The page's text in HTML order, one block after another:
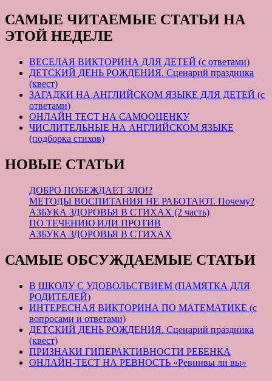
САМЫЕ ЧИТАЕМЫЕ СТАТЬИ НА
ЭТОЙ НЕДЕЛЕ
ВЕСЕЛАЯ ВИКТОРИНА ДЛЯ ДЕТЕЙ (с ответами)
ДЕТСКИЙ ДЕНЬ РОЖДЕНИЯ. Сценарий праздника
(квест)
ЗАГАДКИ НА АНГЛИЙСКОМ ЯЗЫКЕ ДЛЯ ДЕТЕЙ (с
ответами)
ОНЛАЙН ТЕСТ НА САМООЦЕНКУ
ЧИСЛИТЕЛЬНЫЕ НА АНГЛИЙСКОМ ЯЗЫКЕ
(подборка стихов)
НОВЫЕ СТАТЬИ
ДОБРО ПОБЕЖДАЕТ ЗЛО!?
МЕТОДЫ ВОСПИТАНИЯ НЕ РАБОТАЮТ. Почему?
АЗБУКА ЗДОРОВЬЯ В СТИХАХ (2 часть)
ПО ТЕЧЕНИЮ ИЛИ ПРОТИВ
АЗБУКА ЗДОРОВЬЯ В СТИХАХ
САМЫЕ ОБСУЖДАЕМЫЕ СТАТЬИ
В ШКОЛУ С УДОВОЛЬСТВИЕМ (ПАМЯТКА ДЛЯ
РОДИТЕЛЕЙ)
ИНТЕРЕСНАЯ ВИКТОРИНА ПО МАТЕМАТИКЕ (с
вопросами и ответами)
ДЕТСКИЙ ДЕНЬ РОЖДЕНИЯ. Сценарий праздника
(квест)
ПРИЗНАКИ ГИПЕРАКТИВНОСТИ РЕБЕНКА
ОНЛАЙН-ТЕСТ НА РЕВНОСТЬ «Ревнивы ли вы»